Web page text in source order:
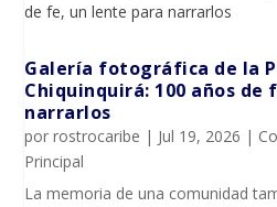
Galería fotográfica de la
Chiquinquirá: 100 años de
narrarlos
porrostrocaribe | Jul 19, 2026 |
Principal
La memoria de una comunidad